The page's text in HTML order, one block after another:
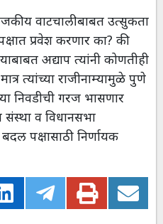
वाटचालीबाबत उत्सुकता
प्रवेश करणार का? की
अद्याप त्यांनी कोणतीही
त्यांच्या राजीनाम्यामुळे पुणे
निवडीची गरज भासणार
व विधानसभा
पक्षासाठी निर्णायक